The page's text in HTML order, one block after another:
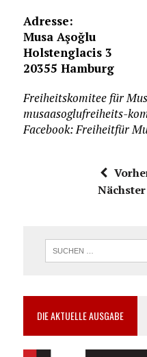
Adresse:
Musa Aşoğlu
Holstenglacis 3
20355 Hamburg
Freiheitskomitee für
musaasoglufreiheits-
Facebook: Freiheitfür
DIE AKTUELLE AUSGABE